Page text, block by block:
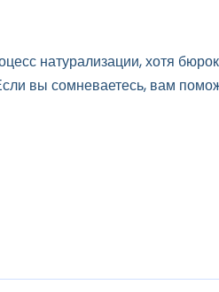
натурализации, хотя
вы сомневаетесь, вам